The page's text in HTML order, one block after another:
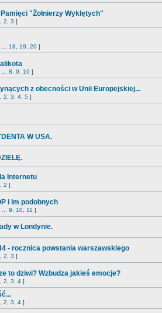
"Żołnierzy Wyklętych"
2 3 ]
18 19 20 ]
8 9 10 ]
z obecności w Unii Europejskiej...
2 3 4 5 ]
W USA.
Internetu
2 ]
i im podobnych
9 10 11 ]
w Londynie.
- rocznica powstania warszawskiego
2 3 ]
to dziwi? Wzbudza jakieś emocje?
2 3 4 ]
2 3 4 ]